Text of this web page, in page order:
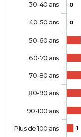
0
0
1
30-40 ans
40-50 ans
50-60 ans
60-70 ans
70-80 ans
80-90 ans
90-100 ans
Plus de 100 ans